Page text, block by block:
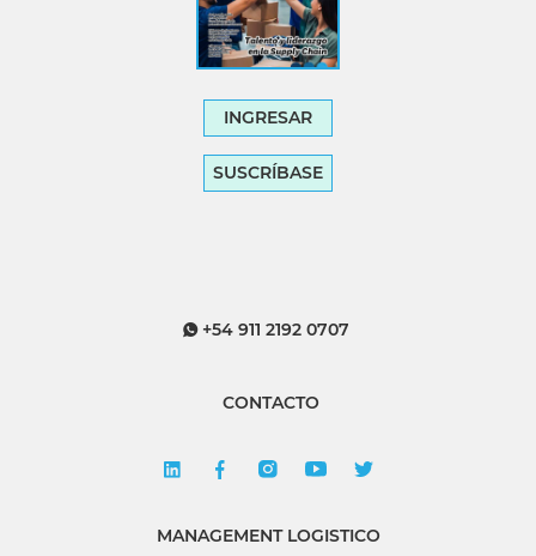
INGRESAR
SUSCRÍBASE
+54 911 2192 0707
CONTACTO
MANAGEMENT LOGISTICO